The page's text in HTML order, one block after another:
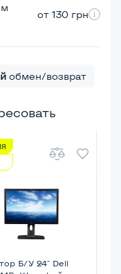
от 130 грн
обмен/возврат
Б/У 24" Dell